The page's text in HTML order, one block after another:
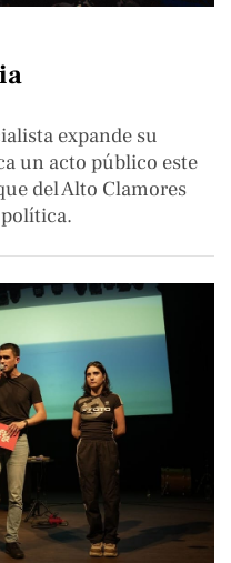
expande su
un acto público este
del Alto Clamores